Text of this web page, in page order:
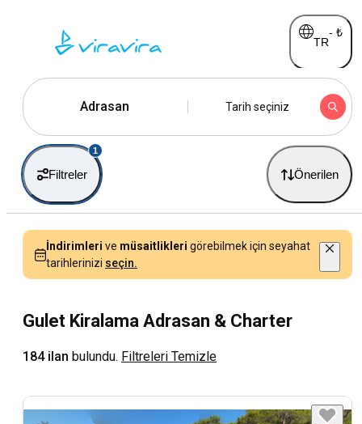
TR
- ₺
Adrasan Tarih seçiniz
Filtreler
1
Önerilen
İndirimleri ve müsaitlikleri görebilmek için seyahat
tarihlerinizi seçin.
Gulet Kiralama Adrasan & Charter
184 ilan bulundu. Filtreleri Temizle